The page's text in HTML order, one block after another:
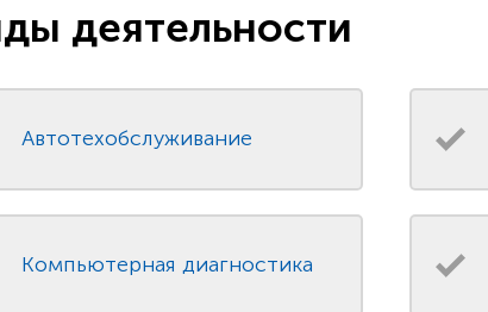
деятельности
Автотехобслуживание
Компьютерная диагностика